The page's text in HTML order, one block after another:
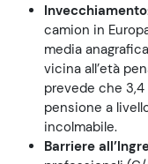
camion in
media
vicina all’età
prevede che
pensione a
incolmabile.
Barriere